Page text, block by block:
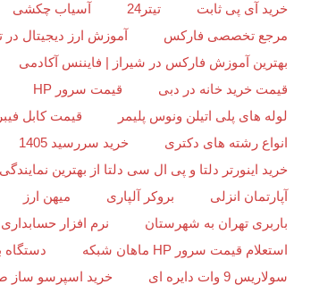
خرید آی پی ثابت
تیتر24
آسیاب چکشی
مرجع تخصصی فارکس
آموزش ارز دیجیتال در
بهترین آموزش فارکس در شیراز | فایننس آکادمی
قیمت خرید خانه در دبی
قیمت سرور HP
لوله های پلی اتیلن ونوس پلیمر
قیمت کابل
انواع رشته های دکتری
خرید سررسید 1405
خرید اینورتر دلتا و پی ال سی دلتا از بهترین نمایندگی
آپارتمان انزلی
بروکر آلپاری
میهن ارز
باربری تهران به شهرستان
نرم افزار حسابداری
استعلام قیمت سرور HP ماهان شبکه
دستگاه
سولاریس 9 وات دایره ای
خرید اسپرسو ساز